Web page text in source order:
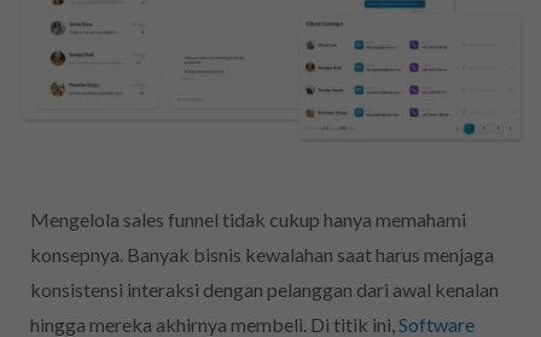
Mengelola sales funnel tidak cukup hanya memahami
konsepnya. Banyak bisnis kewalahan saat harus menjaga
konsistensi interaksi dengan pelanggan dari awal kenalan
hingga mereka akhirnya membeli. Di titik ini, Software